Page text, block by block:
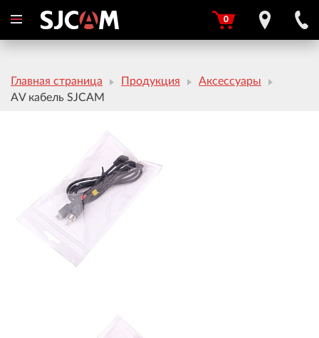
0
Главная страница Продукция
Аксессуары
AV кабель SJCAM